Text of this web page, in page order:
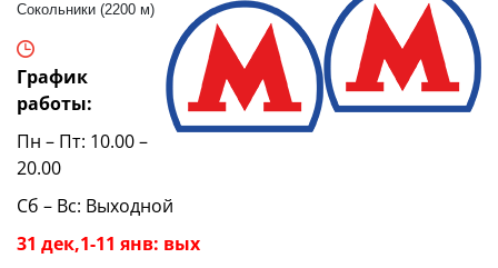
Сокольники (2200 м)
График
работы:
Пн – Пт: 10.00 –
20.00
Сб – Вс: Выходной
31 дек,1-11 янв: вых